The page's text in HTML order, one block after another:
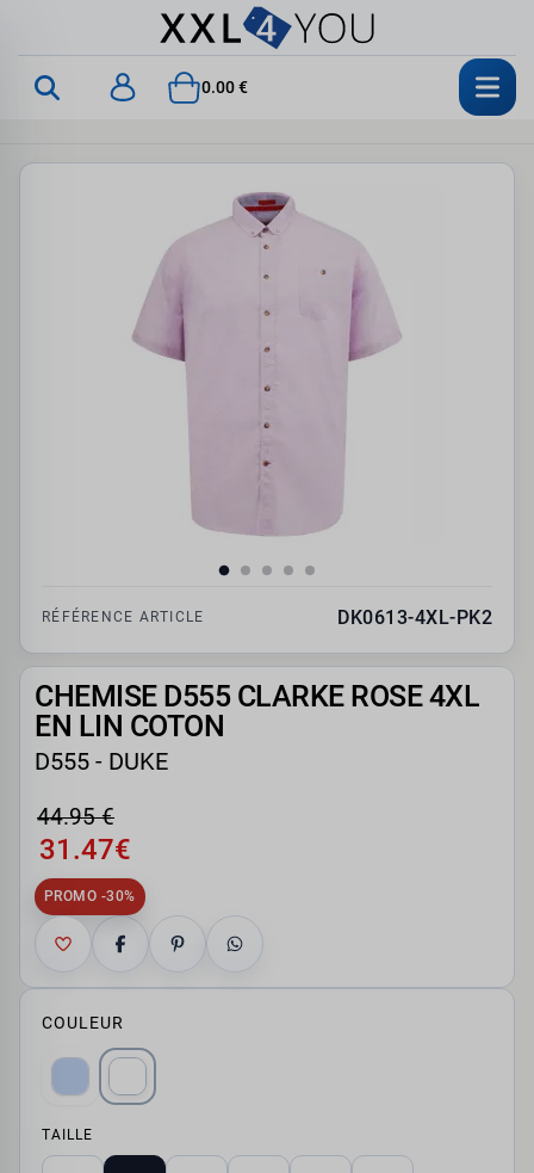
0.00 €
RÉFÉRENCE ARTICLE DK0613-4XL-PK2
CHEMISE D555 CLARKE ROSE 4XL
EN LIN COTON
D555 - DUKE
44.95 €
31.47€
PROMO -30%
COULEUR
TAILLE